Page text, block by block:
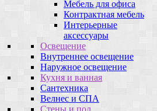
Мебель для офиса
Контрактная мебель
Интерьерные
аксессуары
Освещение
Внутреннее освещение
Наружное освещение
Кухня и ванная
Сантехника
Велнес и СПА
Стены и пол